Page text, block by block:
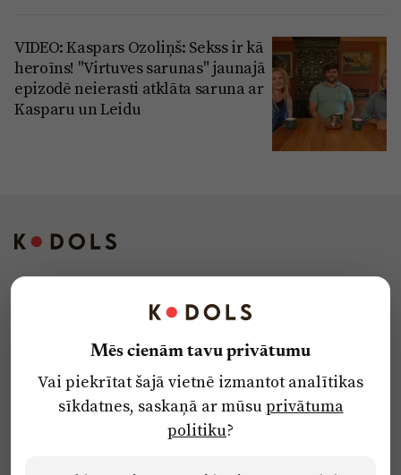
VIDEO: Kaspars Ozoliņš: Sekss ir kā
heroīns! "Virtuves sarunas" jaunajā
epizodē neierasti atklāta saruna ar
Kasparu un Leidu
Privātuma politika
Ētikas kodekss
Mēs cienām tavu privātumu
Vai piekrītat šajā vietnē izmantot analītikas
sīkdatnes, saskaņā ar mūsuprivātuma
politiku?